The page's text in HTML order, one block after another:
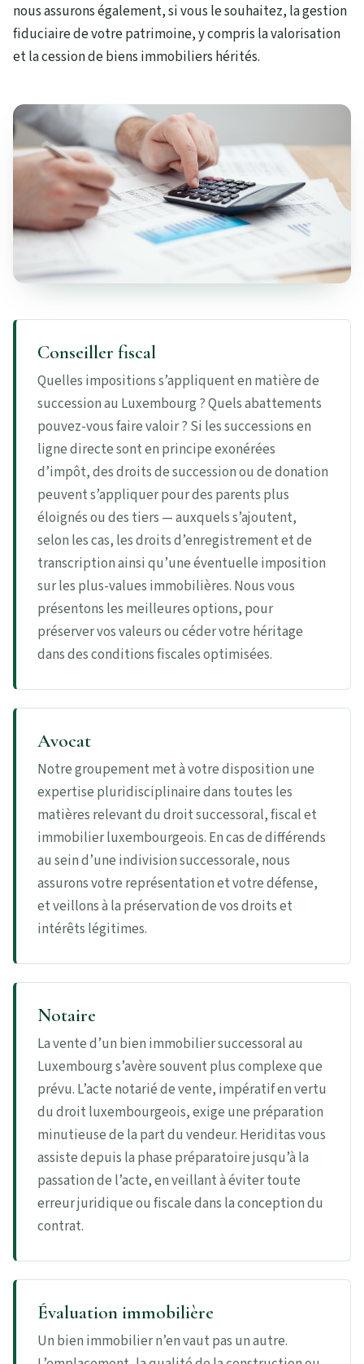
nous assurons également, si vous le souhaitez, la gestion
fiduciaire de votre patrimoine, y compris la valorisation
et la cession de biens immobiliers hérités.
Conseiller fiscal
Quelles impositions s’appliquent en matière de
succession au Luxembourg ? Quels abattements
pouvez-vous faire valoir ? Si les successions en
ligne directe sont en principe exonérées
d’impôt, des droits de succession ou de donation
peuvent s’appliquer pour des parents plus
éloignés ou des tiers — auxquels s’ajoutent,
selon les cas, les droits d’enregistrement et de
transcription ainsi qu’une éventuelle imposition
sur les plus-values immobilières. Nous vous
présentons les meilleures options, pour
préserver vos valeurs ou céder votre héritage
dans des conditions fiscales optimisées.
Avocat
Notre groupement met à votre disposition une
expertise pluridisciplinaire dans toutes les
matières relevant du droit successoral, fiscal et
immobilier luxembourgeois. En cas de différends
au sein d’une indivision successorale, nous
assurons votre représentation et votre défense,
et veillons à la préservation de vos droits et
intérêts légitimes.
Notaire
La vente d’un bien immobilier successoral au
Luxembourg s’avère souvent plus complexe que
prévu. L’acte notarié de vente, impératif en vertu
du droit luxembourgeois, exige une préparation
minutieuse de la part du vendeur. Heriditas vous
assiste depuis la phase préparatoire jusqu’à la
passation de l’acte, en veillant à éviter toute
erreur juridique ou fiscale dans la conception du
contrat.
Évaluation immobilière
Un bien immobilier n’en vaut pas un autre.